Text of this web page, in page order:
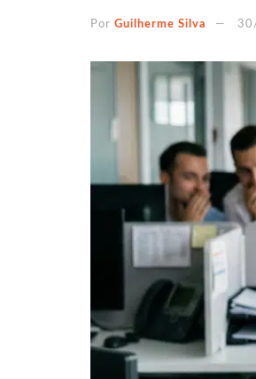
Por Guilherme Silva